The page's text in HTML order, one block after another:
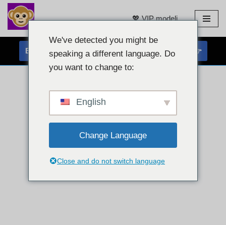
Preskoči
na
vsebino
💖 VIP modeli
BREZPLAČEN KLEPET S SPLETNO KAMERO 👉
We've detected you might be
speaking a different language. Do
you want to change to:
English
Change Language
Close and do not switch language